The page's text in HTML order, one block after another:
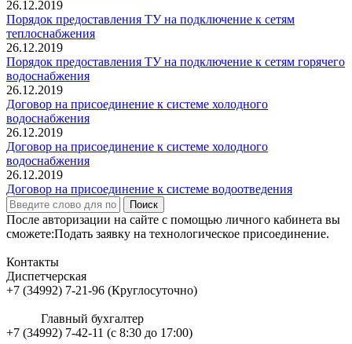
26.12.2019
Порядок предоставления ТУ на подключение к сетям
теплоснабжения
26.12.2019
Порядок предоставления ТУ на подключение к сетям горячего
водоснабжения
26.12.2019
Договор на присоединение к системе холодного
водоснабжения
26.12.2019
Договор на присоединение к системе холодного
водоснабжения
26.12.2019
Договор на присоединение к системе водоотведения
Поиск
После авторизации на сайте с помощью личного кабинета вы
сможете:Подать заявку на технологическое присоединение.
Контакты
Диспетчерская
+7 (34992) 7-21-96 (Круглосуточно)
Главный бухгалтер
+7 (34992) 7-42-11 (с 8:30 до 17:00)